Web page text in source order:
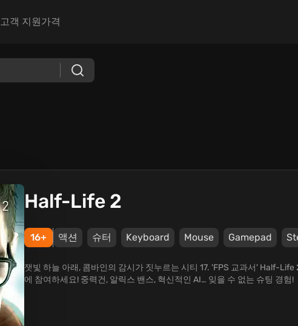
고객 지원가격
Half-Life 2
16+ 액션 슈터 Keyboard Mouse Gamepad
잿빛 하늘 아래, 콤바인의 감시가 짓누르는 시티 17. 'FPS 교과서' Half-
에 참여하세요! 중력건, 알릭스 밴스, 혁신적인 AI… 잊을 수 없는 슈팅 경험!